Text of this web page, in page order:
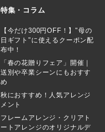
特集・コラム
【今だけ300円OFF！】"母の
日ギフト"に使えるクーポン配
布中！
「春の花贈りフェア」開催｜
送別や卒業シーンにもおすす
め
秋におすすめ！人気アレンジ
メント
フレームアレンジ・クリアト
ートアレンジのオリジナルデ